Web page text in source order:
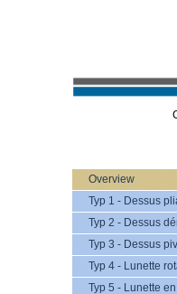
Overview
Typ 1 - Dessus
Typ 2 - Dessus
Typ 3 - Dessus
Typ 4 - Lunette
Typ 5 - Lunette